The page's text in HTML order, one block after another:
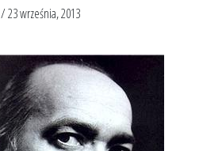
/ 23 września, 2013